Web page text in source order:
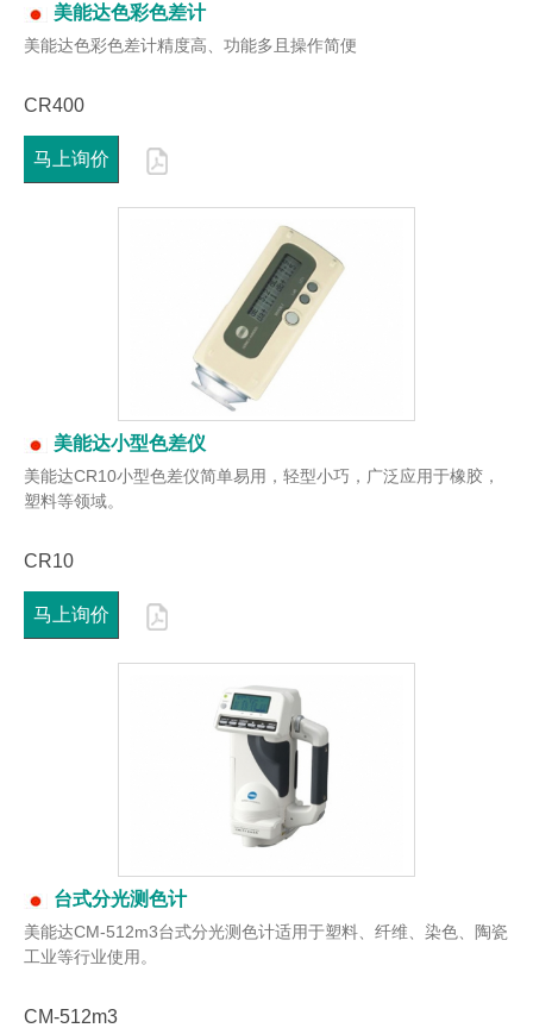
美能达色彩色差计
美能达色彩色差计精度高、功能多且操作简便
CR400
马上询价
美能达小型色差仪
美能达CR10小型色差仪简单易用，轻型小巧，广泛应用于橡胶，
塑料等领域。
CR10
马上询价
台式分光测色计
美能达CM-512m3台式分光测色计适用于塑料、纤维、染色、陶瓷
工业等行业使用。
CM-512m3